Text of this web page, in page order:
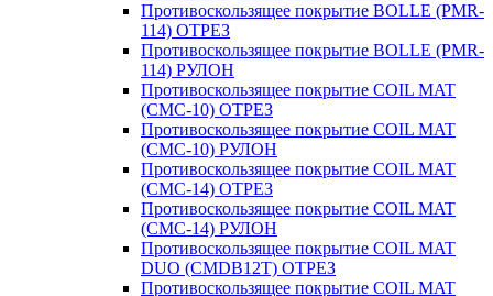
Противоскользящее покрытие BOLLE (PMR-
114) ОТРЕЗ
Противоскользящее покрытие BOLLE (PMR-
114) РУЛОН
Противоскользящее покрытие COIL MAT
(CMC-10) ОТРЕЗ
Противоскользящее покрытие COIL MAT
(CMC-10) РУЛОН
Противоскользящее покрытие COIL MAT
(CMC-14) ОТРЕЗ
Противоскользящее покрытие COIL MAT
(CMC-14) РУЛОН
Противоскользящее покрытие COIL MAT
DUO (CMDB12T) ОТРЕЗ
Противоскользящее покрытие COIL MAT